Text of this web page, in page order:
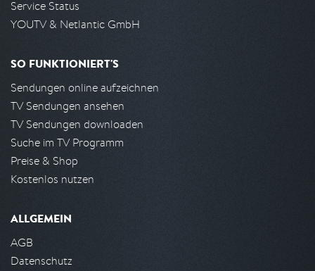
Service Status
YOUTV & Netlantic GmbH
SO FUNKTIONIERT'S
Sendungen online aufzeichnen
TV Sendungen ansehen
TV Sendungen downloaden
Suche im TV Programm
Preise & Shop
Kostenlos nutzen
ALLGEMEIN
AGB
Datenschutz